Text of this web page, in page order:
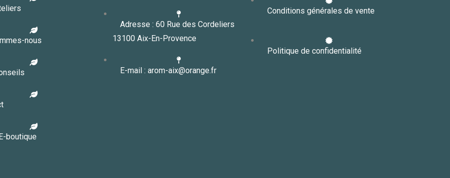
nous
boutique
Adresse : 60 Rue des Cordeliers
13100 Aix-En-Provence
E-mail : arom-aix@orange.fr
Conditions générales de vente
Politique de confidentialité